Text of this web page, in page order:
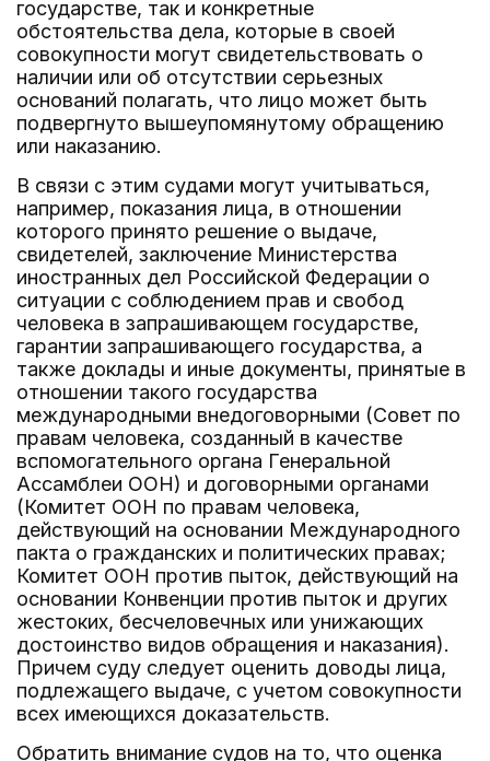
государстве, так и конкретные
обстоятельства дела, которые в своей
совокупности могут свидетельствовать о
наличии или об отсутствии серьезных
оснований полагать, что лицо может быть
подвергнуто вышеупомянутому обращению
или наказанию.
В связи с этим судами могут учитываться,
например, показания лица, в отношении
которого принято решение о выдаче,
свидетелей, заключение Министерства
иностранных дел Российской Федерации о
ситуации с соблюдением прав и свобод
человека в запрашивающем государстве,
гарантии запрашивающего государства, а
также доклады и иные документы, принятые в
отношении такого государства
международными внедоговорными (Совет по
правам человека, созданный в качестве
вспомогательного органа Генеральной
Ассамблеи ООН) и договорными органами
(Комитет ООН по правам человека,
действующий на основании Международного
пакта о гражданских и политических правах;
Комитет ООН против пыток, действующий на
основании Конвенции против пыток и других
жестоких, бесчеловечных или унижающих
достоинство видов обращения и наказания).
Причем суду следует оценить доводы лица,
подлежащего выдаче, с учетом совокупности
всех имеющихся доказательств.
Обратить внимание судов на то, что оценка